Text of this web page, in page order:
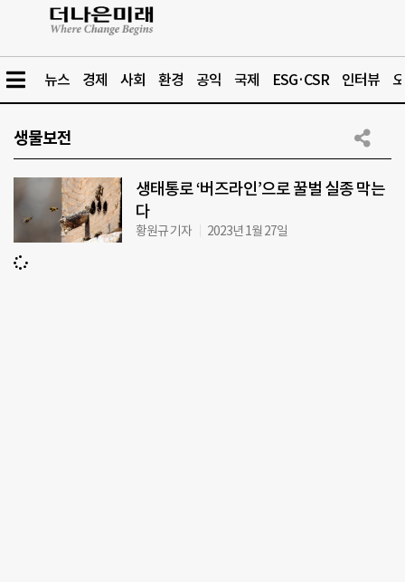
뉴스 경제 사회 환경 공익 국제 ESG·CSR 인터뷰
생물보전
생태통로 ‘버즈라인’으로 꿀벌 실종 막는
다
황원규 기자 2023년 1월 27일